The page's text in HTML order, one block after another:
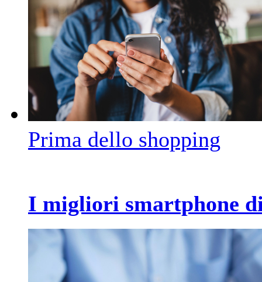
Prima dello shopping
I migliori smartphone